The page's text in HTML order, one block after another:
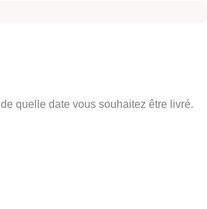
quelle date vous souhaitez être livré.